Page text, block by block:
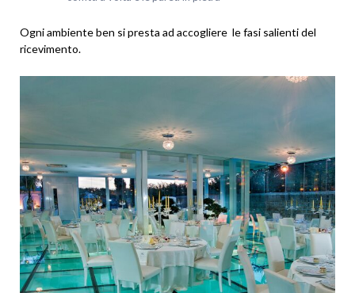
Ogni ambiente ben si presta ad accogliere le fasi salienti del
ricevimento.